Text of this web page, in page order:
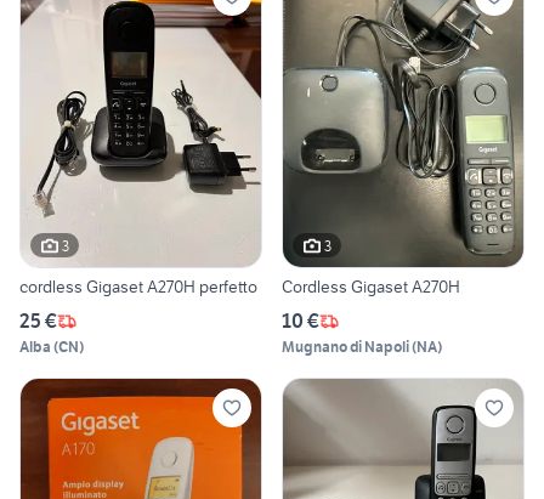
3
cordless Gigaset A270H perfetto
25 €
Alba (CN)
3
Cordless Gigaset A270H
10 €
Mugnano di Napoli(NA)